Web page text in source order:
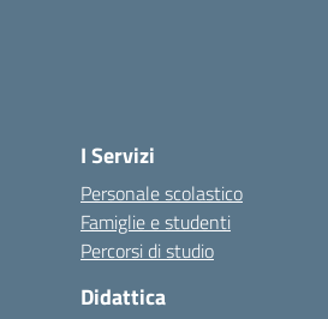
I Servizi
Personale scolastico
Famiglie e studenti
Percorsi di studio
Didattica